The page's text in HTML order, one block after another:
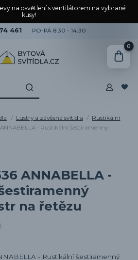
na osvětlení s ventilátorem na vybrané
kusy!
461 PO-PÁ 8:30 - 14:30
0
Lustry a závěsná svítidla
Rustikální
- Rustikální šestiramenný
ANNABELLA -
na řetězu